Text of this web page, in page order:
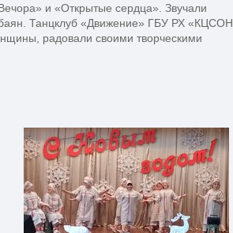
и «Открытые сердца». Звучали
Танцклуб «Движение» ГБУ РХ «КЦСОН
радовали своими творческими